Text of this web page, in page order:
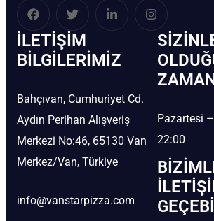
İLETIŞIM
BİLGILERIMIZ
Bahçıvan, Cumhuriyet Cd.
Aydın Perihan Alışveriş
Merkezi No:46, 65130 Van
Merkez/Van, Türkiye
info@vanstarpizza.com
Pazartesi
22:00